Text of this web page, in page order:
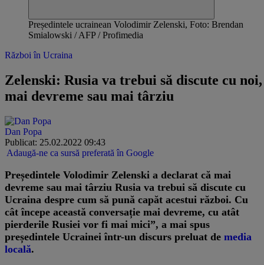
Președintele ucrainean Volodimir Zelenski, Foto: Brendan
Smialowski / AFP / Profimedia
Război în Ucraina
Zelenski: Rusia va trebui să discute cu noi,
mai devreme sau mai târziu
Dan Popa
Publicat: 25.02.2022 09:43
Adaugă-ne ca sursă preferată în Google
Președintele Volodimir Zelenski a declarat că mai
devreme sau mai târziu Rusia va trebui să discute cu
Ucraina despre cum să pună capăt acestui război. Cu
cât începe această conversație mai devreme, cu atât
pierderile Rusiei vor fi mai mici”, a mai spus
președintele Ucrainei într-un discurs preluat de media
locală.